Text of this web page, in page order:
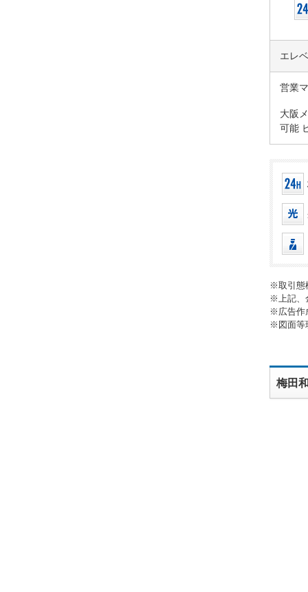
エレ
営業
大阪
可能
※取引態
※上記、
※広告作
※図面等
梅田